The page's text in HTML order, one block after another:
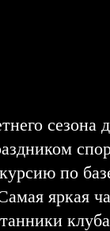
сезона
по
яркая